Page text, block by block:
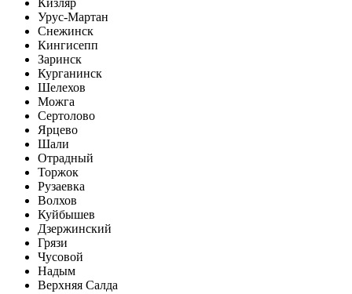
Кизляр
Урус-Мартан
Снежинск
Кингисепп
Заринск
Курганинск
Шелехов
Можга
Сертолово
Ярцево
Шали
Отрадный
Торжок
Рузаевка
Волхов
Куйбышев
Дзержинский
Грязи
Чусовой
Надым
Верхняя Салда